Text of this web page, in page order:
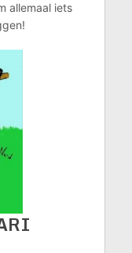
allemaal iets